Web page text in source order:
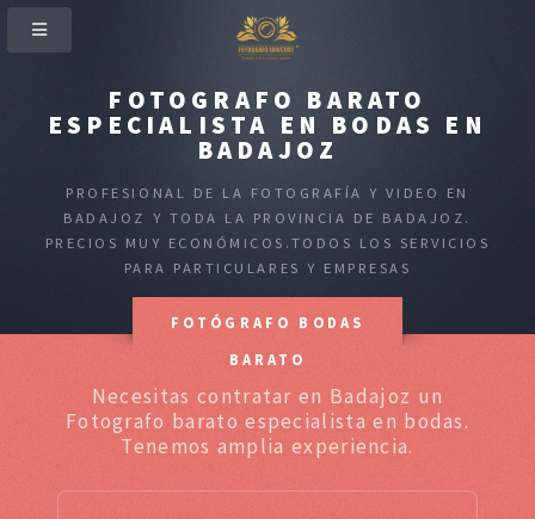
FOTOGRAFO BARATO
ESPECIALISTA EN BODAS EN
BADAJOZ
PROFESIONAL DE LA FOTOGRAFÍA Y VIDEO EN
BADAJOZ Y TODA LA PROVINCIA DE BADAJOZ.
PRECIOS MUY ECONÓMICOS.TODOS LOS SERVICIOS
PARA PARTICULARES Y EMPRESAS
FOTÓGRAFO BODAS
BARATO
Necesitas contratar en Badajoz un
Fotografo barato especialista en bodas.
Tenemos amplia experiencia.